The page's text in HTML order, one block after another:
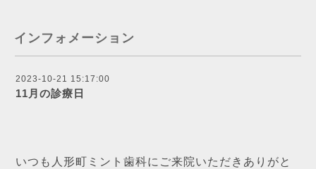
インフォメーション
2023-10-21 15:17:00
11月の診療日
いつも人形町ミント歯科にご来院いただきありがと